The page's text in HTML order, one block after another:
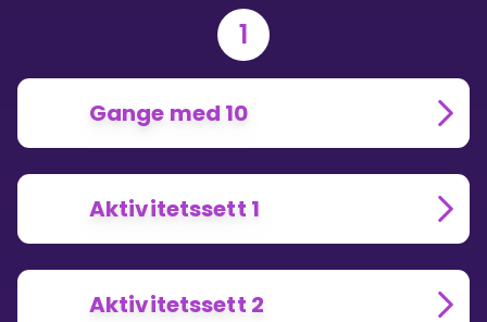
1
Gange med 10
Aktivitetssett 1
Aktivitetssett 2